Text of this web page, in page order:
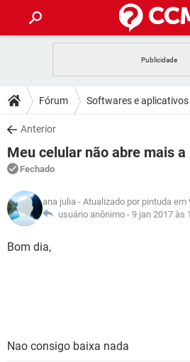
CELULAR
OUTLOOK
INSTAGRAM
GUIA DE COMPRAS
DICAS
JOGOS
OUTLOOK
INSTAGRAM
GUIA DE COMPRAS
DOWNLOADS
JOGOS
CELULAR
OUTLOOK
INSTAGRAM
GUIA DE COMPRAS
FÓRUM
JOGOS
CELULAR
GLOSSÁRIO
JOGOS
CELULAR
Fórum Softwares e aplicativos
Anterior
Meu celular não abre mais
Fechado
ana julia - Atualizado por pintuda em
usuário anônimo - 9 jan 2017 às
Bom dia,
Nao consigo baixa nada